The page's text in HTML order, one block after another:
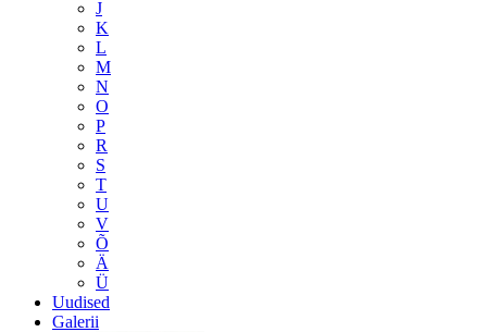
J
K
L
M
N
O
P
R
S
T
U
V
Õ
Ä
Ü
Uudised
Galerii